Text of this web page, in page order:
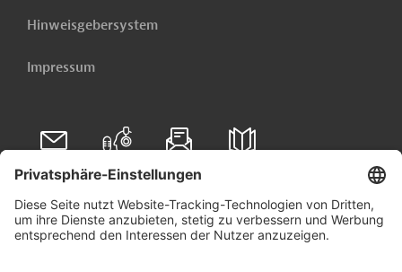
Hinweisgebersystem
Impressum
Folgen Sie uns auf